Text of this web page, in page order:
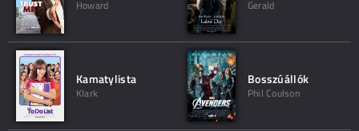
Howard Gerald
Kamatylista
Klark
Bosszúállók
Phil Coulson